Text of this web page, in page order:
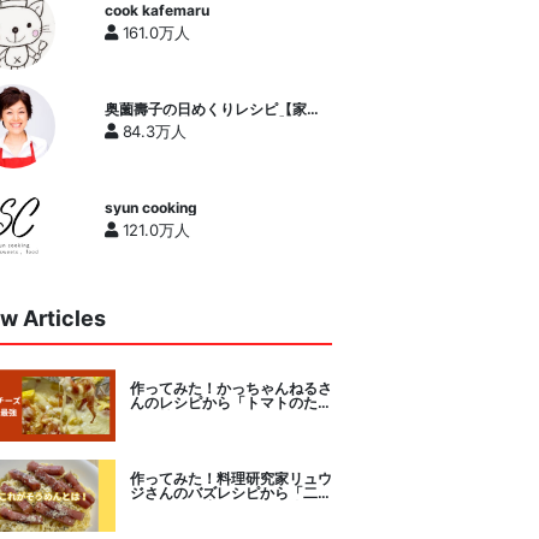
cook kafemaru
161.0万人
奥薗壽子の日めくりレシピ【家庭
料理研究家公式チャンネル】
84.3万人
syun cooking
121.0万人
Articles
作ってみた！かっちゃんねるさ
んのレシピから「トマトのたま
作ってみた！料理研究家リュウ
ジさんのバズレシピから「二度